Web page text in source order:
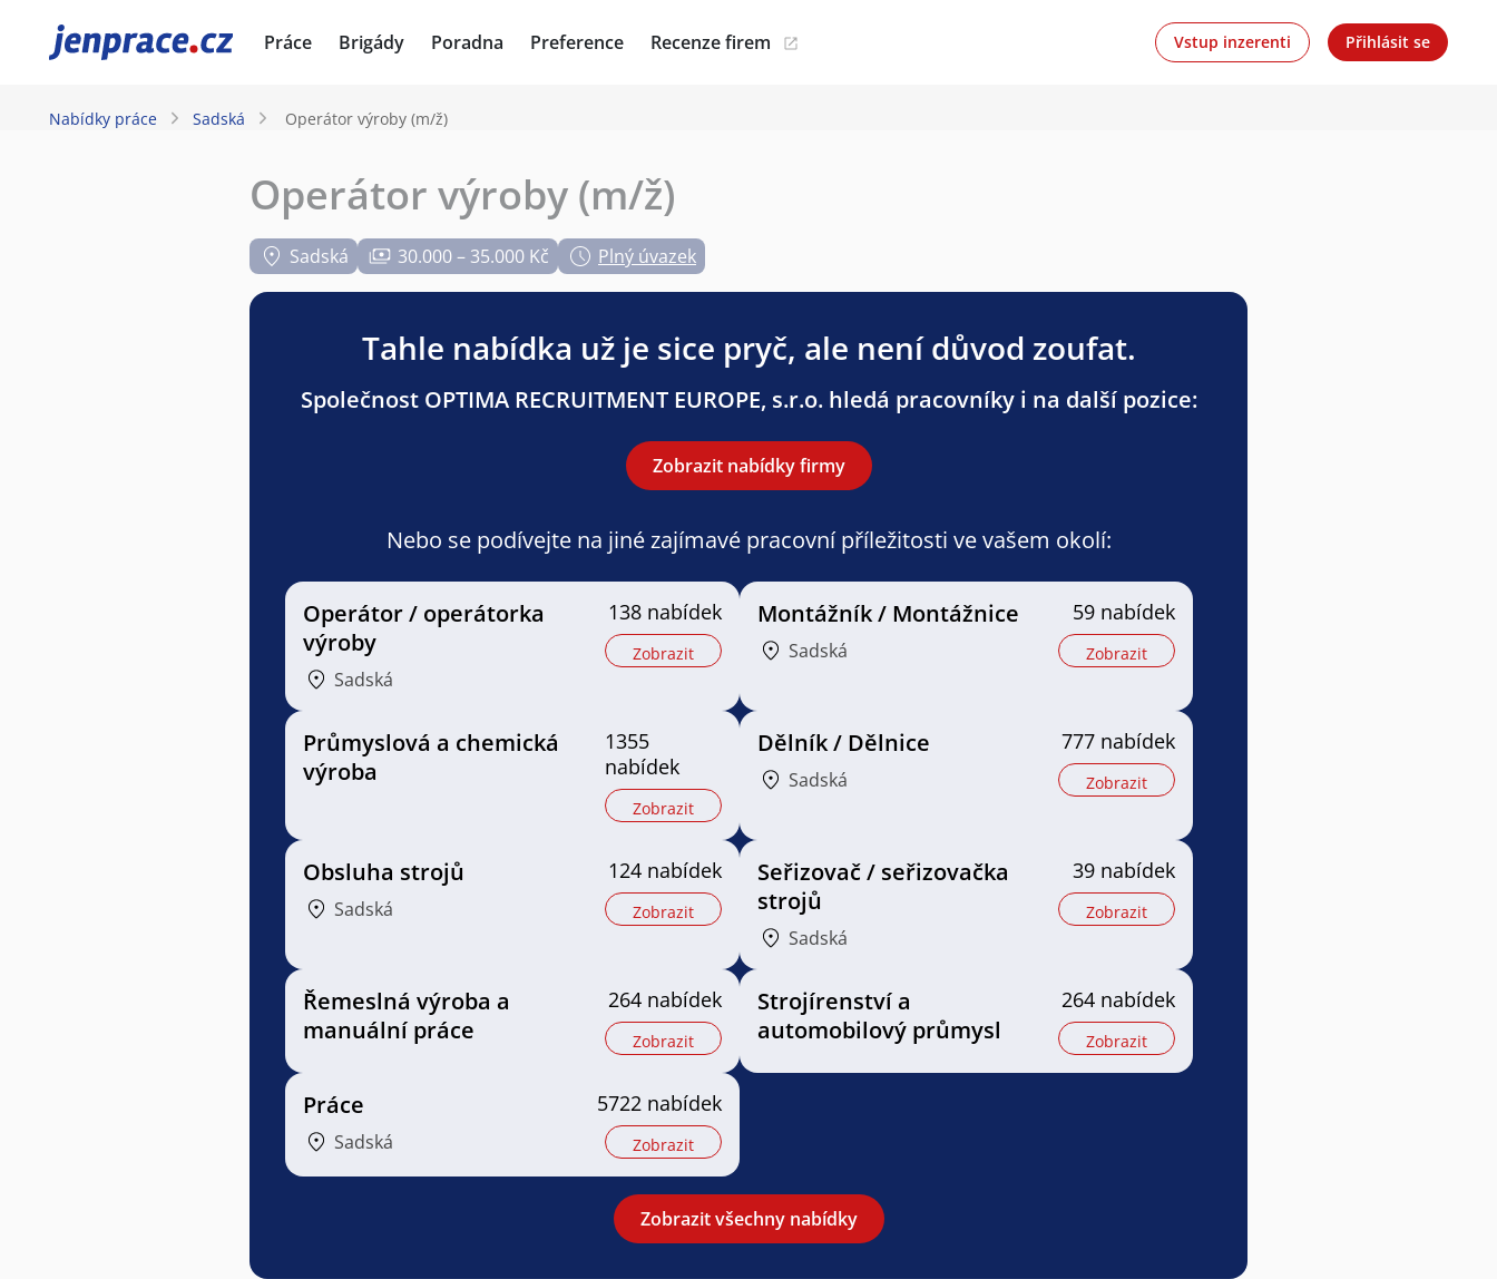
JenPráce.cz Práce Brigády Poradna Preference Recenze firem Vstup inzerenti Přihlásit se
Nabídky práce Sadská Operátor výroby (m/ž)
Operátor výroby (m/ž)
Sadská 30.000 – 35.000 Kč Plný úvazek
Tahle nabídka už je sice pryč, ale není důvod zoufat.
Společnost OPTIMA RECRUITMENT EUROPE, s.r.o. hledá pracovníky i na další pozice:
Zobrazit nabídky firmy
Nebo se podívejte na jiné zajímavé pracovní příležitosti ve vašem okolí:
Operátor / operátorka
výroby
Sadská
138 nabídek
Zobrazit
Montážník / Montážnice
Sadská
59 nabídek
Zobrazit
Průmyslová a chemická
výroba
1355
nabídek
Zobrazit
Dělník / Dělnice
Sadská
777 nabídek
Zobrazit
Obsluha strojů
Sadská
124 nabídek
Zobrazit
Seřizovač / seřizovačka
strojů
Sadská
39 nabídek
Zobrazit
Řemeslná výroba a
manuální práce
264 nabídek
Zobrazit
Strojírenství a
automobilový průmysl
264 nabídek
Zobrazit
Práce
Sadská
5722 nabídek
Zobrazit
Zobrazit všechny nabídky